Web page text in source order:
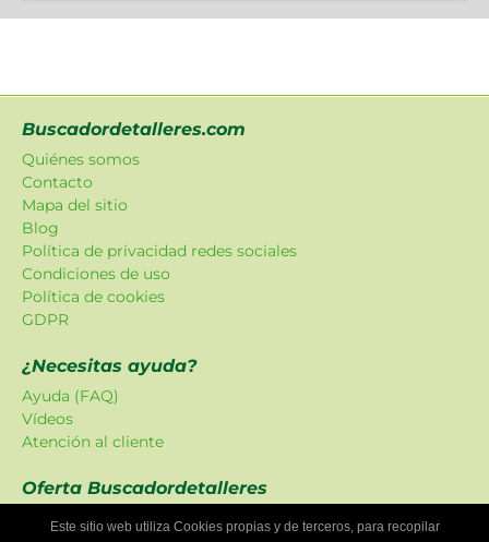
Buscadordetalleres.com
Quiénes somos
Contacto
Mapa del sitio
Blog
Política de privacidad redes sociales
Condiciones de uso
Política de cookies
GDPR
¿Necesitas ayuda?
Ayuda (FAQ)
Vídeos
Atención al cliente
Oferta Buscadordetalleres
Las promociones han sido creadas en exclusiva para
nuestra plataforma.
Este sitio web utiliza Cookies propias y de terceros, para recopilar